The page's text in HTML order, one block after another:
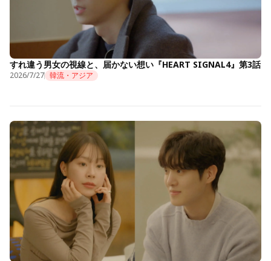
すれ違う男女の視線と、届かない想い『HEART SIGNAL4』第3話
2026/7/27 韓流・アジア